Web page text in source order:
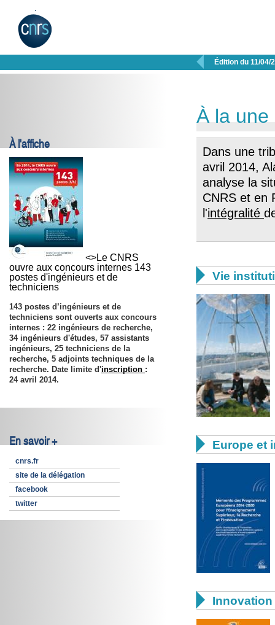
 Édition du 11/04/
À l'affiche
<>Le CNRS
ouvre aux concours internes 143
postes d'ingénieurs et de
techniciens
143 postes d’ingénieurs et de
techniciens sont ouverts aux concours
internes : 22 ingénieurs de recherche,
34 ingénieurs d'études, 57 assistants
ingénieurs, 25 techniciens de la
recherche, 5 adjoints techniques de la
recherche. Date limite d'inscription :
24 avril 2014.
En savoir +
cnrs.fr
site de la délégation
facebook
twitter
À la une
Dans une
avril 2014,
analyse la
CNRS et en
l'intégralité
 Vie
 Europe et
